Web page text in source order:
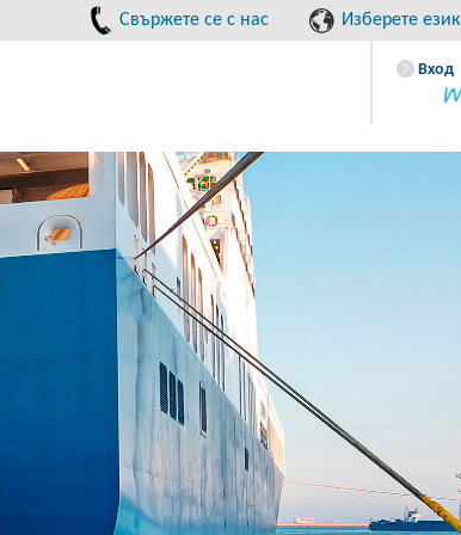
Свържете се с нас Изберете език
Вход